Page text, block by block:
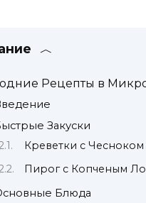
Рецепты в
Закуски
Креветки с Чесноком
Пирог с Копченым
Блюда